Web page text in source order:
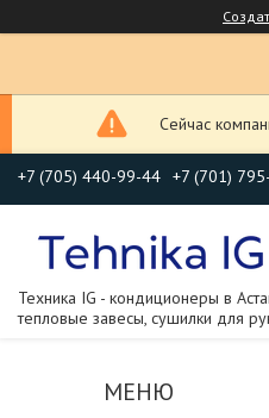
Сейчас
+7 (705) 440-99-44 +7 (701)
Техника IG - кондиционеры в
тепловые завесы, сушилки для